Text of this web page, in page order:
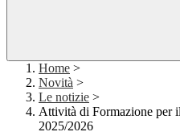
Home >
Novità >
Le notizie >
Attività di Formazione per
2025/2026